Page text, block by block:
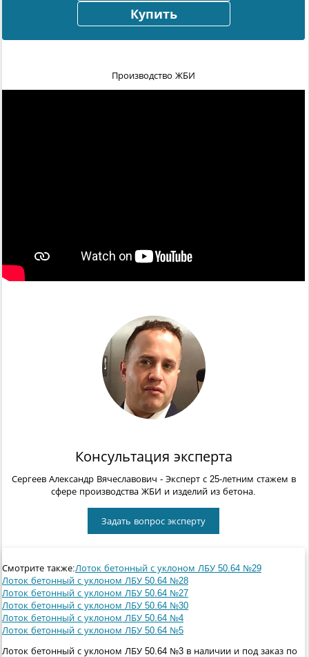
Купить
Производство ЖБИ
Консультация эксперта
Сергеев Александр Вячеславович - Эксперт с 25-летним стажем в
сфере производства ЖБИ и изделий из бетона.
Задать вопрос эксперту
Смотрите также:Лоток бетонный с уклоном ЛБУ 50.64 №29
Лоток бетонный с уклоном ЛБУ 50.64 №28
Лоток бетонный с уклоном ЛБУ 50.64 №27
Лоток бетонный с уклоном ЛБУ 50.64 №30
Лоток бетонный с уклоном ЛБУ 50.64 №4
Лоток бетонный с уклоном ЛБУ 50.64 №5
Лоток бетонный с уклоном ЛБУ 50.64 №3 в наличии и под заказ по